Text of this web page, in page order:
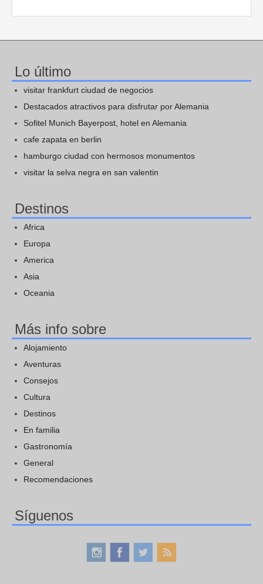
Lo último
visitar frankfurt ciudad de negocios
Destacados atractivos para disfrutar por Alemania
Sofitel Munich Bayerpost, hotel en Alemania
cafe zapata en berlin
hamburgo ciudad con hermosos monumentos
visitar la selva negra en san valentin
Destinos
Africa
Europa
America
Asia
Oceania
Más info sobre
Alojamiento
Aventuras
Consejos
Cultura
Destinos
En familia
Gastronomía
General
Recomendaciones
Síguenos